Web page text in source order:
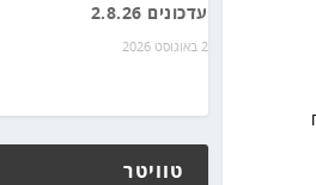
עדכונים 2.8.26
2 באוגוסט 2026
טוויטר